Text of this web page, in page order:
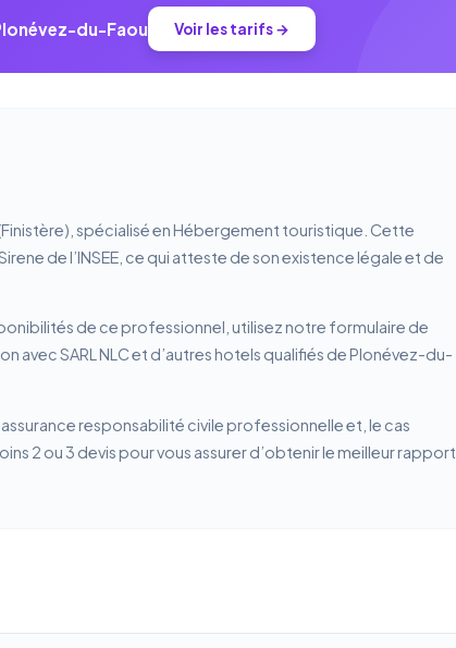
du-Faou Voir les tarifs →
spécialisé en Hébergement touristique. Cette
de l’INSEE, ce qui atteste de son existence légale et de
de ce professionnel, utilisez notre formulaire de
avec SARL NLC et d’autres hotels qualifiés de Plonévez-du-
responsabilité civile professionnelle et, le cas
2 ou 3 devis pour vous assurer d’obtenir le meilleur rapport